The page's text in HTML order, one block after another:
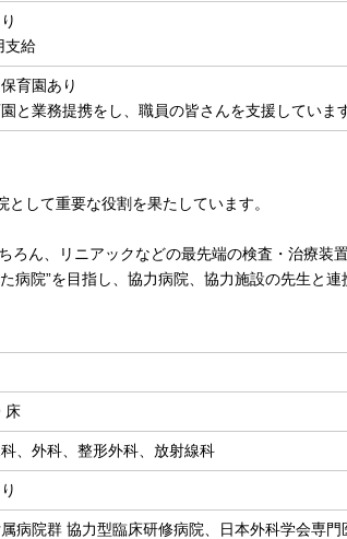
支給
育園あり
と業務提携をし、職員の皆さんを支援しています
として重要な役割を果たしています。
ろん、リニアックなどの最先端の検査・治療装
病院”を目指し、協力病院、協力施設の先生と
床
、外科、整形外科、放射線科
病院群 協力型臨床研修病院、日本外科学会専